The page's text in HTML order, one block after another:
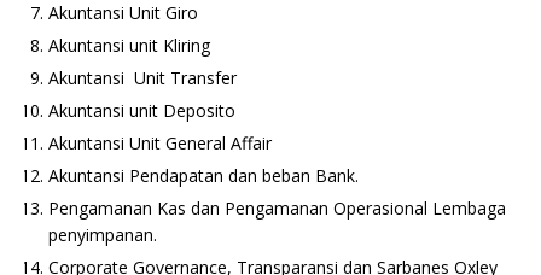
Akuntansi Unit Giro
Akuntansi unit Kliring
Akuntansi Unit Transfer
Akuntansi unit Deposito
Akuntansi Unit General Affair
Akuntansi Pendapatan dan beban Bank.
Pengamanan Kas dan Pengamanan Operasional Lembaga
penyimpanan.
Corporate Governance, Transparansi dan Sarbanes Oxley